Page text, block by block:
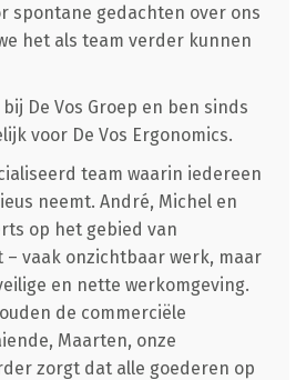
spontane gedachten over ons
het als team verder kunnen
De Vos Groep en ben sinds
voor De Vos Ergonomics.
team waarin iedereen
neemt. André, Michel en
op het gebied van
– vaak onzichtbaar werk, maar
en nette werkomgeving.
de commerciële
Maarten, onze
zorgt dat alle goederen op